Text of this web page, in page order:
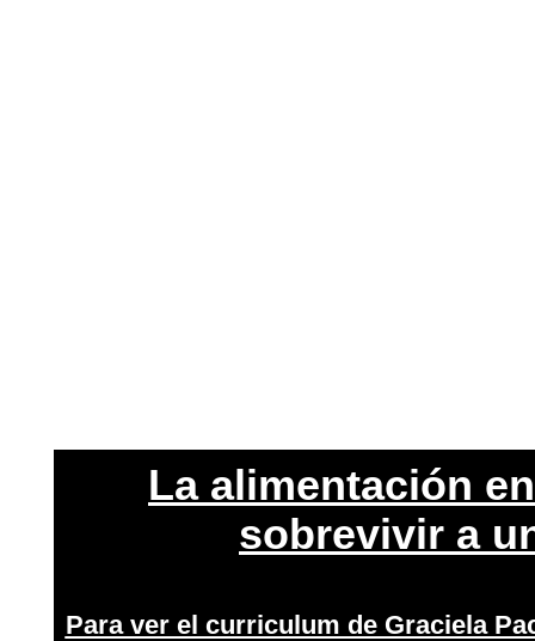
La alimentación
sobrevivir a
Para ver el curriculum de Graciela